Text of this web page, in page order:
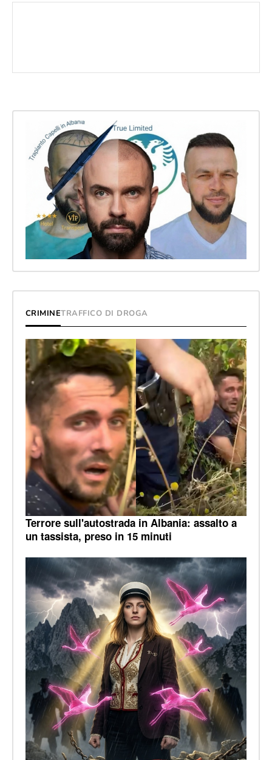
CRIMINETRAFFICO DI DROGA
Terrore sull'autostrada in Albania: assalto a
un tassista, preso in 15 minuti